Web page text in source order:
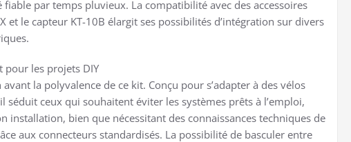
par temps pluvieux. La compatibilité avec des accessoires
et le capteur KT-10B élargit ses possibilités d’intégration sur divers
les projets DIY
la polyvalence de ce kit. Conçu pour s’adapter à des vélos
séduit ceux qui souhaitent éviter les systèmes prêts à l’emploi,
installation, bien que nécessitant des connaissances techniques de
aux connecteurs standardisés. La possibilité de basculer entre